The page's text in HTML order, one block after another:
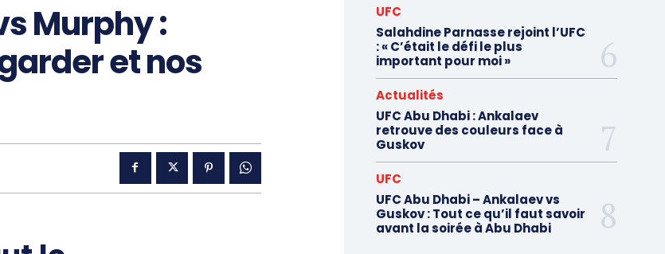
Murphy :
et nos
UFC
Salahdine Parnasse rejoint l’UFC
: « C’était le défi le plus
important pour moi »
Actualités
UFC Abu Dhabi : Ankalaev
retrouve des couleurs face à
Guskov
UFC
UFC Abu Dhabi – Ankalaev vs
Guskov : Tout ce qu’il faut savoir
avant la soirée à Abu Dhabi